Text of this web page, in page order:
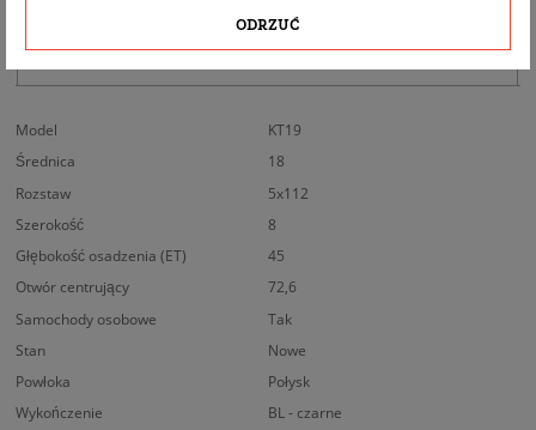
DOPASOWANIE
Model
KT19
Średnica
18
Rozstaw
5x112
Szerokość
8
Głębokość osadzenia (ET)
45
Otwór centrujący
72,6
Samochody osobowe
Tak
Stan
Nowe
Powłoka
Połysk
Wykończenie
BL - czarne
ODRZUĆ